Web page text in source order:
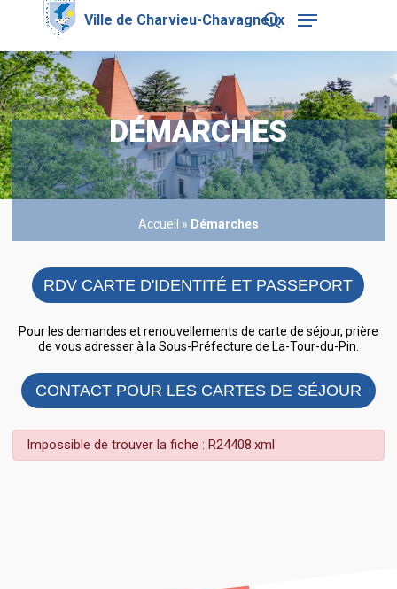
content
search
Menu
DÉMARCHES
Accueil » Démarches
RDV CARTE D'IDENTITÉ ET PASSEPORT
Pour les demandes et renouvellements de carte de séjour, prière
de vous adresser à la Sous-Préfecture de La-Tour-du-Pin.
CONTACT POUR LES CARTES DE SÉJOUR
Impossible de trouver la fiche : R24408.xml
Close